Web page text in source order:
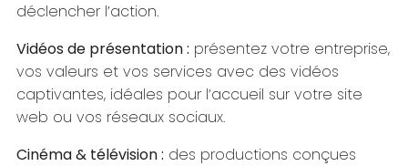
déclencher l’action.
Vidéos de présentation : présentez votre entreprise,
vos valeurs et vos services avec des vidéos
captivantes, idéales pour l’accueil sur votre site
web ou vos réseaux sociaux.
Cinéma & télévision : des productions conçues